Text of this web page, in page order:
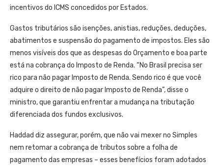
incentivos do ICMS concedidos por Estados.
Gastos tributários são isenções, anistias, reduções, deduções,
abatimentos e suspensão do pagamento de impostos. Eles são
menos visíveis dos que as despesas do Orçamento e boa parte
está na cobrança do Imposto de Renda. “No Brasil precisa ser
rico para não pagar Imposto de Renda. Sendo rico é que você
adquire o direito de não pagar Imposto de Renda”, disse o
ministro, que garantiu enfrentar a mudança na tributação
diferenciada dos fundos exclusivos.
Haddad diz assegurar, porém, que não vai mexer no Simples
nem retomar a cobrança de tributos sobre a folha de
pagamento das empresas – esses benefícios foram adotados